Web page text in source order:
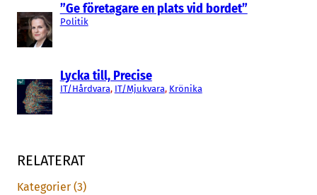
”Ge företagare en plats vid bordet”
Politik
Lycka till, Precise
IT/Hårdvara, IT/Mjukvara, Krönika
RELATERAT
Kategorier (3)